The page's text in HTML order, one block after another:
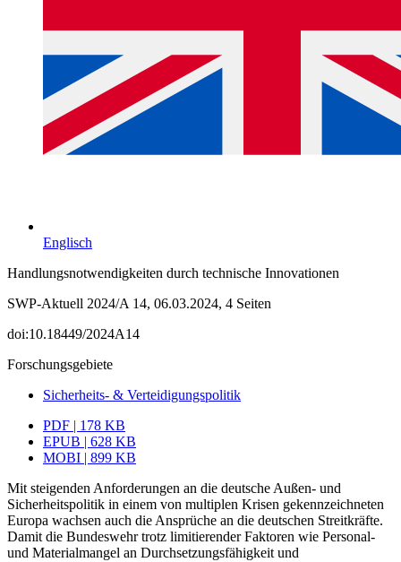
Englisch
Handlungsnotwendigkeiten durch technische Innovationen
SWP-Aktuell 2024/A 14, 06.03.2024, 4 Seiten
doi:10.18449/2024A14
Forschungsgebiete
Sicherheits- & Verteidigungspolitik
PDF | 178 KB
EPUB | 628 KB
MOBI | 899 KB
Mit steigenden Anforderungen an die deutsche Außen- und
Sicherheitspolitik in einem von multiplen Krisen gekennzeichneten
Europa wachsen auch die Ansprüche an die deutschen Streitkräfte.
Damit die Bundeswehr trotz limitierender Faktoren wie Personal-
und Materialmangel an Durchsetzungsfähigkeit und